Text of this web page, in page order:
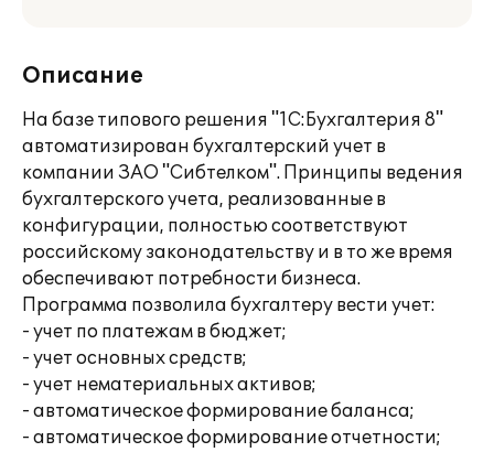
Описание
На базе типового решения "1С:Бухгалтерия 8"
автоматизирован бухгалтерский учет в
компании ЗАО "Сибтелком". Принципы ведения
бухгалтерского учета, реализованные в
конфигурации, полностью соответствуют
российскому законодательству и в то же время
обеспечивают потребности бизнеса.
Программа позволила бухгалтеру вести учет:
- учет по платежам в бюджет;
- учет основных средств;
- учет нематериальных активов;
- автоматическое формирование баланса;
- автоматическое формирование отчетности;